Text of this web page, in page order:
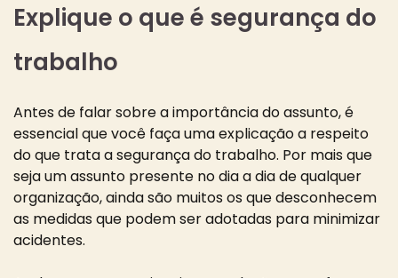
Explique o que é segurança do
trabalho
Antes de falar sobre a importância do assunto, é
essencial que você faça uma explicação a respeito
do que trata a segurança do trabalho. Por mais que
seja um assunto presente no dia a dia de qualquer
organização, ainda são muitos os que desconhecem
as medidas que podem ser adotadas para minimizar
acidentes.